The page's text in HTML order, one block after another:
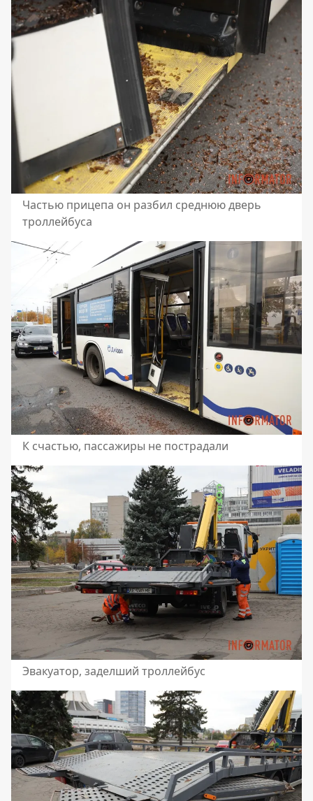
Частью прицепа он разбил среднюю дверь
троллейбуса
К счастью, пассажиры не пострадали
Эвакуатор, заделший троллейбус